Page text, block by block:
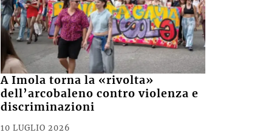
A Imola torna la «rivolta»
discriminazioni